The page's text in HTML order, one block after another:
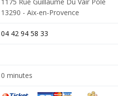
13290 - Aix-en-Provence
04 42 94 58 33
0 minutes